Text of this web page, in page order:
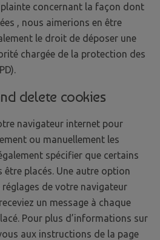
plainte concernant la façon dont
, nous aimerions en être
le droit de déposer une
chargée de la protection des
delete cookies
navigateur internet pour
ou manuellement les
spécifier que certains
être placés. Une autre option
de votre navigateur
un message à chaque
Pour plus d’informations sur
aux instructions de la page